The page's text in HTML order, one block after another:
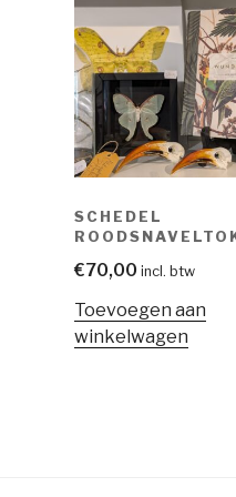
SCHEDEL
€70,00 incl. btw
Toevoegen aan
winkelwagen